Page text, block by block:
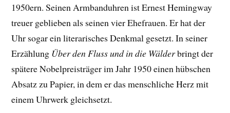
1950ern. Seinen Armbanduhren ist Ernest Hemingway
treuer geblieben als seinen vier Ehefrauen. Er hat der
Uhr sogar ein literarisches Denkmal gesetzt. In seiner
Erzählung Über den Fluss und in die Wälderbringt der
spätere Nobelpreisträger im Jahr 1950 einen hübschen
Absatz zu Papier, in dem er das menschliche Herz mit
einem Uhrwerk gleichsetzt.